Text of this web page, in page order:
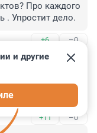
Про каждого
. Упростит дело.
+6 –0
то
+11 –0
и другие